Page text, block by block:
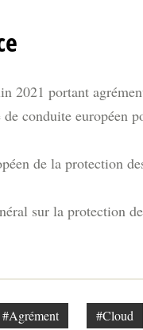
2021 portant
de conduite européen
de la protection
sur la protection
#Agrément #Cloud